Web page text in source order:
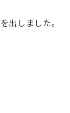
を出しました。